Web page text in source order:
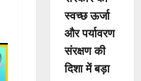
स्वच्छ ऊर्जा
और पर्यावरण
संरक्षण की
दिशा में बड़ा